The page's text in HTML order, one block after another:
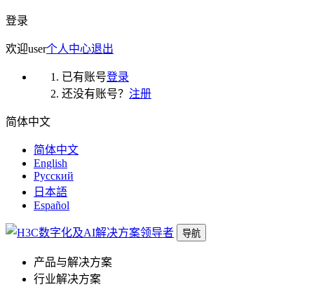
登录
欢迎user个人中心退出
已有账号登录
还没有账号？ 注册
简体中文
简体中文
English
Русский
日本語
Español
导航
产品与解决方案
行业解决方案